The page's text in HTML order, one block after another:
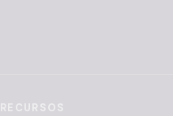
RECURSOS